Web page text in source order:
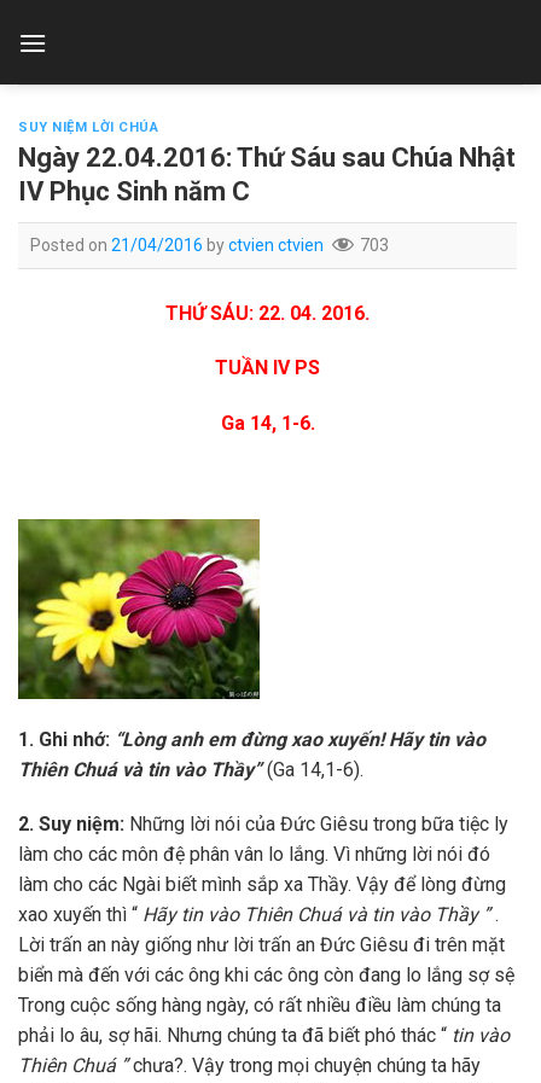
SUY NIỆM LỜI CHÚA
Ngày 22.04.2016: Thứ Sáu sau Chúa Nhật
IV Phục Sinh năm C
Posted on 21/04/2016 byctvien ctvien 703
THỨ SÁU: 22. 04. 2016.
TUẦN IV PS
Ga 14, 1-6.
1. Ghi nhớ: “Lòng anh em đừng xao xuyến! Hãy tin vào
Thiên Chuá và tin vào Thầy”(Ga 14,1-6).
2. Suy niệm: Những lời nói của Đức Giêsu trong bữa tiệc ly
làm cho các môn đệ phân vân lo lắng. Vì những lời nói đó
làm cho các Ngài biết mình sắp xa Thầy. Vậy để lòng đừng
xao xuyến thì “ Hãy tin vào Thiên Chuá và tin vào Thầy ”.
Lời trấn an này giống như lời trấn an Đức Giêsu đi trên mặt
biển mà đến với các ông khi các ông còn đang lo lắng sợ sệ
Trong cuộc sống hàng ngày, có rất nhiều điều làm chúng ta
phải lo âu, sợ hãi. Nhưng chúng ta đã biết phó thác “ tin vào
Thiên Chuá ”chưa?. Vậy trong mọi chuyện chúng ta hãy